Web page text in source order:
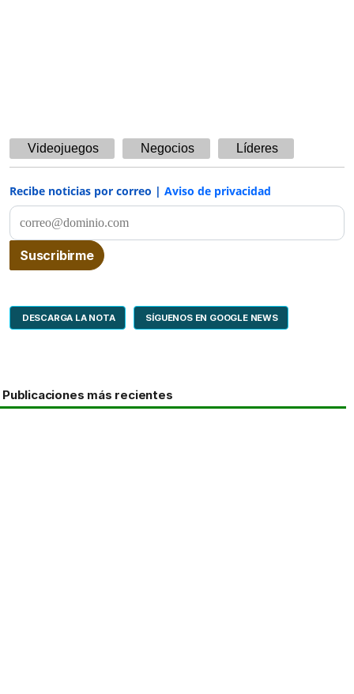
Videojuegos Negocios Líderes
Recibe noticias por correo | Aviso de privacidad
DESCARGA LA NOTA SÍGUENOS EN GOOGLE NEWS
Publicaciones más recientes